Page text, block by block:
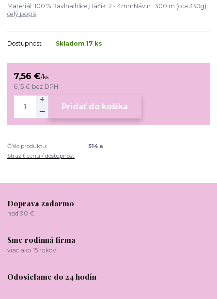
Materiál: 100 % BavlnaIhlice,Háčik: 2 - 4mmNávin : 300 m (cca 330g)
celý popis
Dostupnosť Skladom 17 ks
7,56 €/ks
6,15 € bez DPH
Pridať do košíka
Číslo produktu:
514 a
Strážiť cenu / dostupnosť
Doprava zadarmo
nad 90 €
Sme rodinná firma
viac ako 15 rokov
Odosielame do 24 hodín